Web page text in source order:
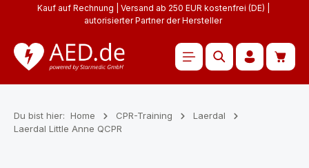
Zum Hauptinhalt springen
Kauf auf Rechnung | Versand ab 250 EUR kostenfrei (DE) |
autorisierter Partner der Hersteller
Du bist hier: Home CPR-Training
Laerdal
Laerdal Little Anne QCPR